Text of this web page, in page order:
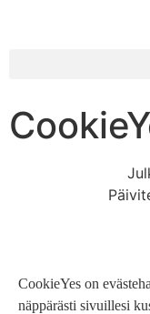
CookieYes on
näppärästi sivuillesi